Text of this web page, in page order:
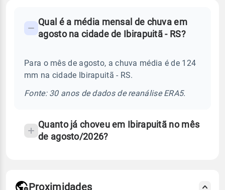
Perguntas
sobre
chuva
Qual é a média mensal de chuva em
agosto na cidade de Ibirapuitã - RS?
Para o mês de agosto, a chuva média é de 124
mm na cidade Ibirapuitã - RS.
Fonte: 30 anos de dados de reanálise ERA5.
Quanto já choveu em Ibirapuitã no mês
de agosto/2026?
Proximidades